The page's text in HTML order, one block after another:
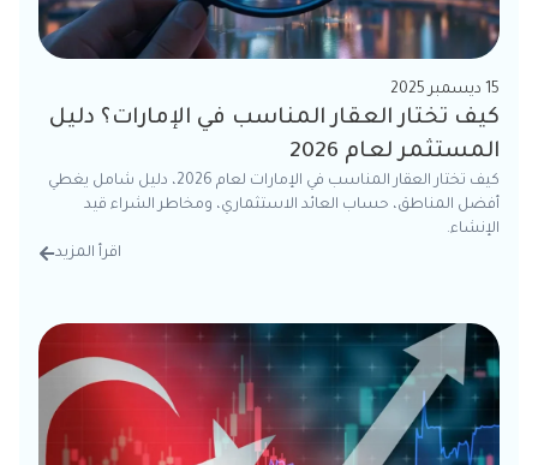
15 ديسمبر 2025
كيف تختار العقار المناسب في الإمارات؟ دليل
المستثمر لعام 2026
كيف تختار العقار المناسب في الإمارات لعام 2026، دليل شامل يغطي
أفضل المناطق، حساب العائد الاستثماري، ومخاطر الشراء قيد
الإنشاء.
اقرأ المزيد